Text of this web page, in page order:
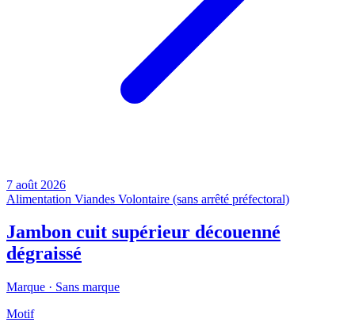
7 août 2026
Alimentation Viandes Volontaire (sans arrêté préfectoral)
Jambon cuit supérieur découenné
dégraissé
Marque · Sans marque
Motif